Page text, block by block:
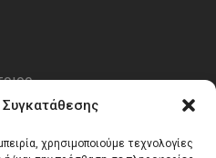
Συγκατάθεσης
χρησιμοποιούμε τεχνολογίες